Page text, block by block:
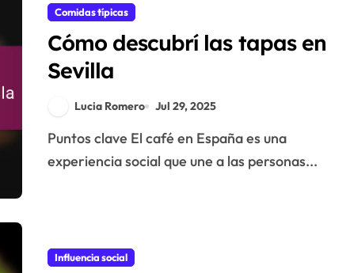
Comidas típicas
Cómo descubrí las tapas en
Sevilla
Lucia Romero Jul 29, 2025
Puntos clave El café en España es una
experiencia social que une a las personas...
Influencia social